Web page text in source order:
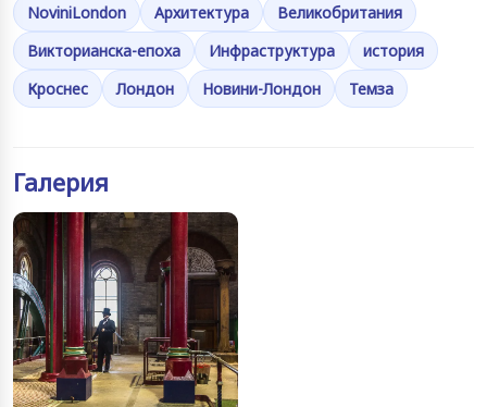
NoviniLondon Архитектура
Великобритания
Викторианска-епоха
Инфраструктура
история
Кроснес
Лондон Новини-Лондон Темза
Галерия